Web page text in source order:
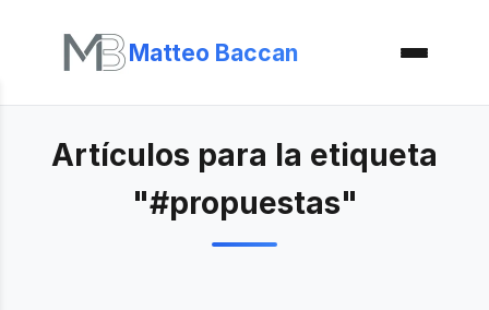
Matteo Baccan
Artículos para la etiqueta
"#propuestas"